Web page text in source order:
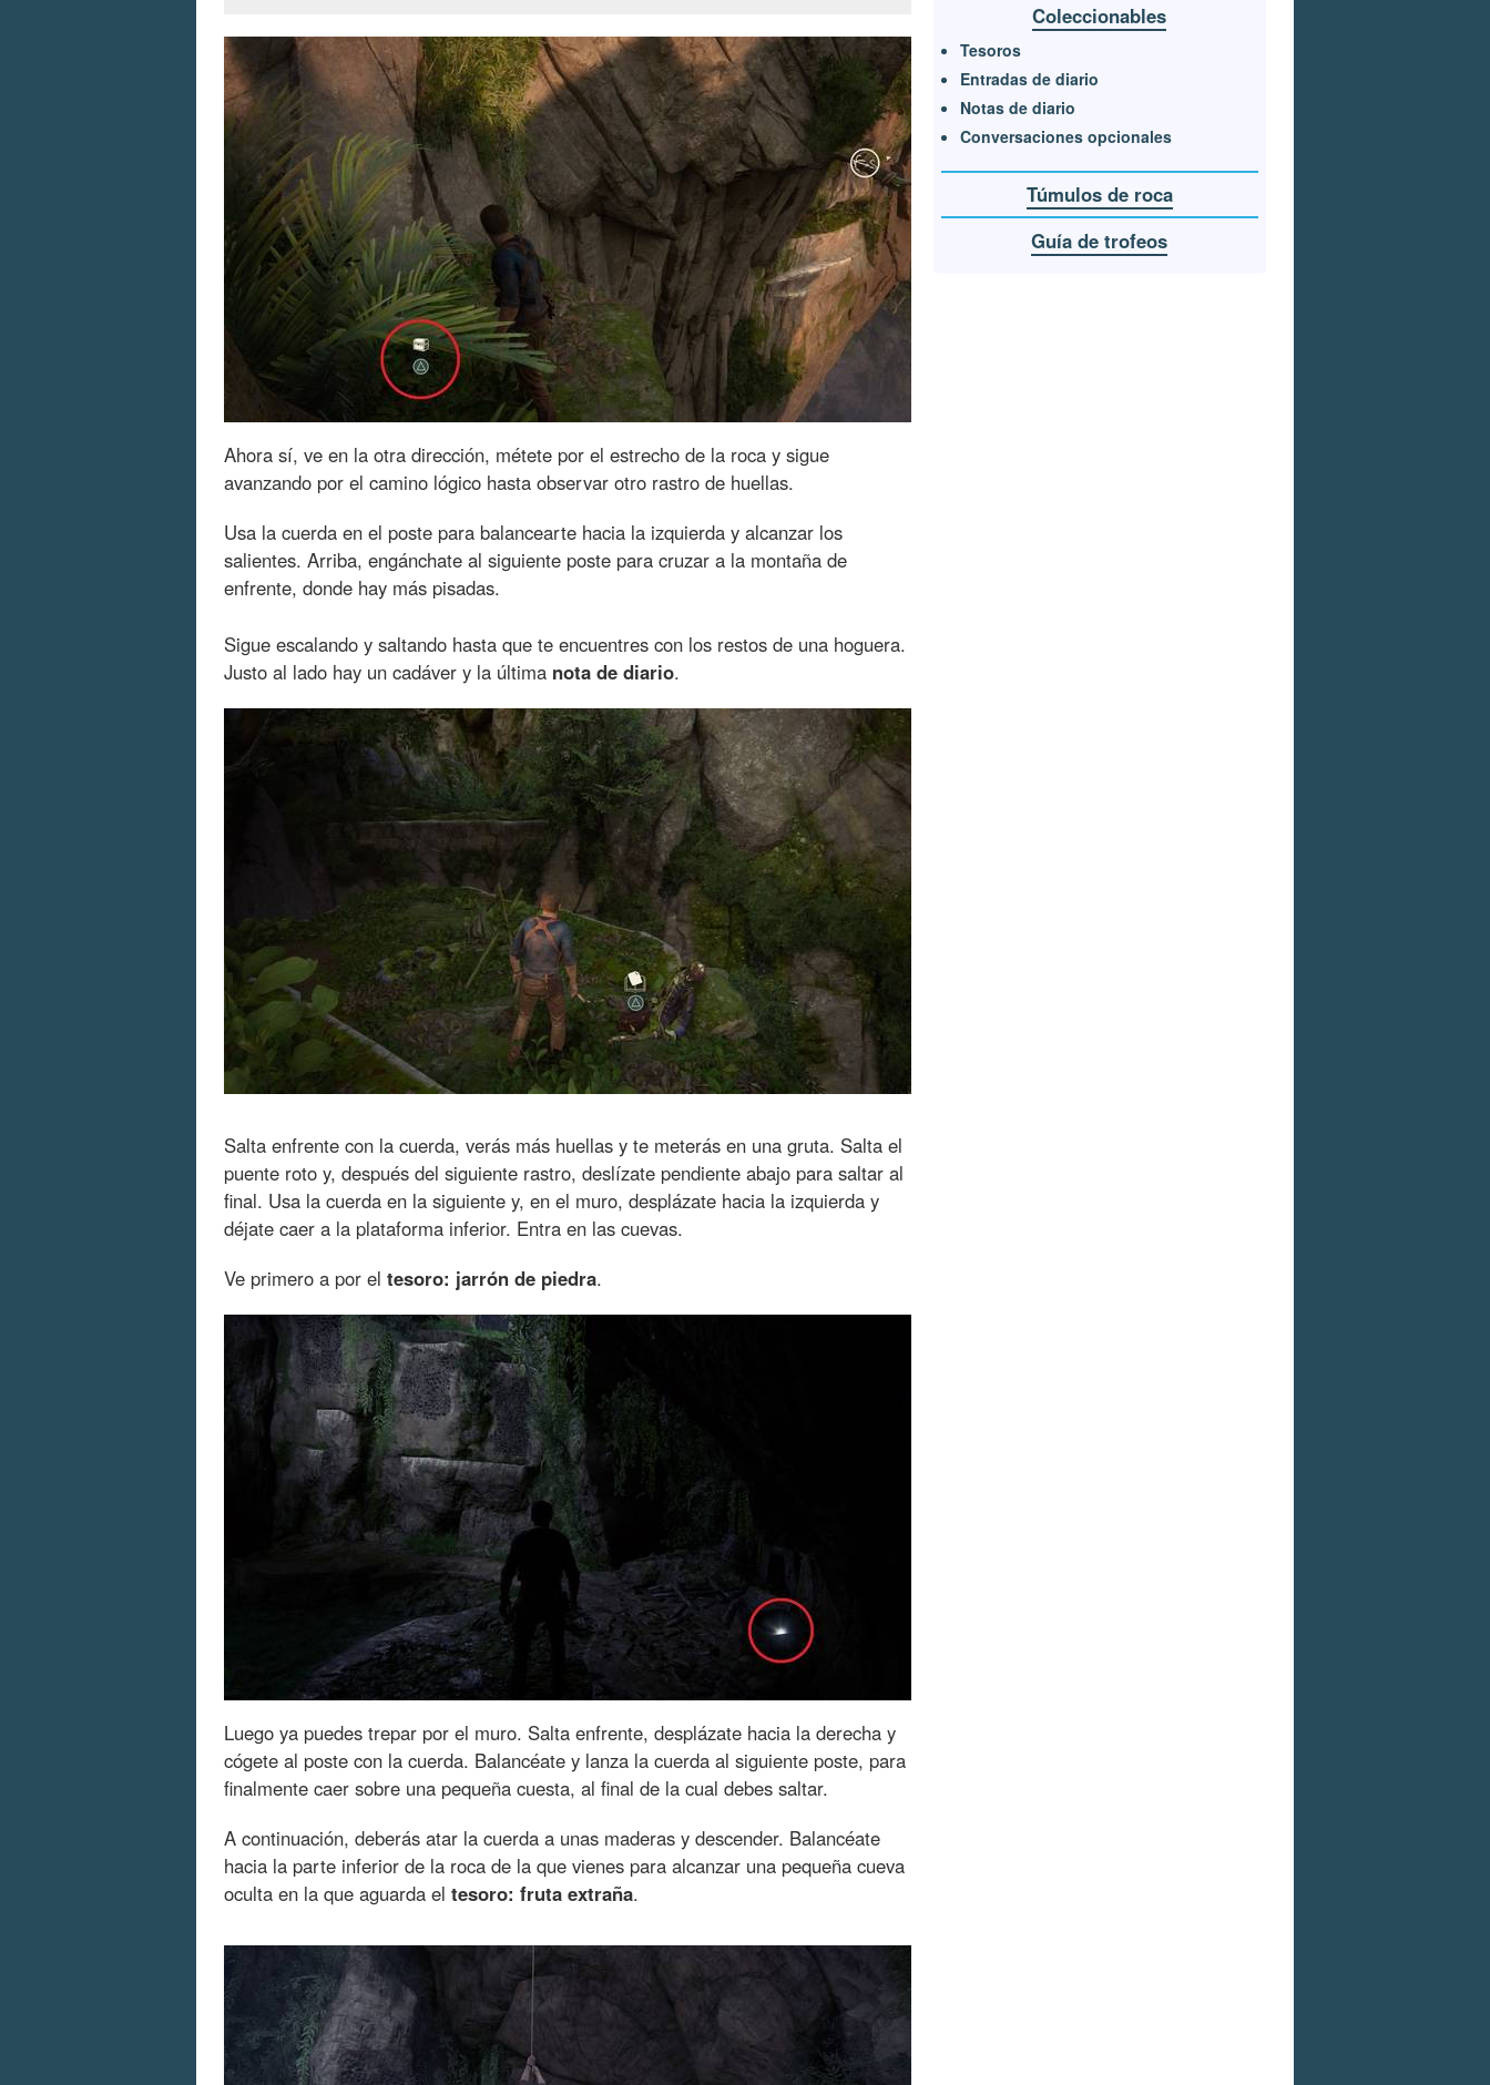
Ahora sí, ve en la otra dirección, métete por el estrecho de la roca y sigue
avanzando por el camino lógico hasta observar otro rastro de huellas.
Usa la cuerda en el poste para balancearte hacia la izquierda y alcanzar los
salientes. Arriba, engánchate al siguiente poste para cruzar a la montaña de
enfrente, donde hay más pisadas.
Sigue escalando y saltando hasta que te encuentres con los restos de una hoguera.
Justo al lado hay un cadáver y la última nota de diario.
Salta enfrente con la cuerda, verás más huellas y te meterás en una gruta. Salta el
puente roto y, después del siguiente rastro, deslízate pendiente abajo para saltar al
final. Usa la cuerda en la siguiente y, en el muro, desplázate hacia la izquierda y
déjate caer a la plataforma inferior. Entra en las cuevas.
Ve primero a por el tesoro: jarrón de piedra.
Luego ya puedes trepar por el muro. Salta enfrente, desplázate hacia la derecha y
cógete al poste con la cuerda. Balancéate y lanza la cuerda al siguiente poste, para
finalmente caer sobre una pequeña cuesta, al final de la cual debes saltar.
A continuación, deberás atar la cuerda a unas maderas y descender. Balancéate
hacia la parte inferior de la roca de la que vienes para alcanzar una pequeña cueva
oculta en la que aguarda el tesoro: fruta extraña.
Coleccionables
Tesoros
Entradas de diario
Notas de diario
Conversaciones opcionales
Túmulos de roca
Guía de trofeos